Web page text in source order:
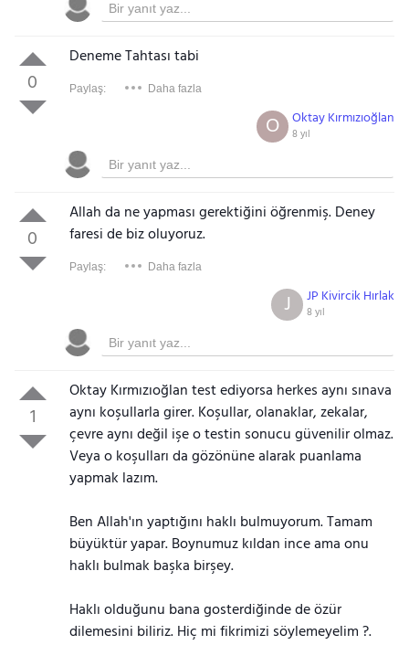
0
Deneme Tahtası tabi
Paylaş: Daha fazla
Oktay Kırmızıoğlan
8 yıl
O
0
Allah da ne yapması gerektiğini öğrenmiş. Deney
faresi de biz oluyoruz.
Paylaş: Daha fazla
JP Kivircik Hırlak
8 yıl
J
1
Oktay Kırmızıoğlan test ediyorsa herkes aynı sınava
aynı koşullarla girer. Koşullar, olanaklar, zekalar,
çevre aynı değil işe o testin sonucu güvenilir olmaz.
Veya o koşulları da gözönüne alarak puanlama
yapmak lazım.
Ben Allah'ın yaptığını haklı bulmuyorum. Tamam
büyüktür yapar. Boynumuz kıldan ince ama onu
haklı bulmak başka birşey.
Haklı olduğunu bana gosterdiğinde de özür
dilemesini biliriz. Hiç mi fikrimizi söylemeyelim ?.